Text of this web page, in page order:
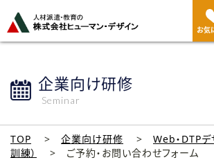
お気
企業向け研修
Seminar
TOP 企業向け研修
Web・DTPデ
訓練）
ご予約・お問い合わせフォーム
ジ
ト